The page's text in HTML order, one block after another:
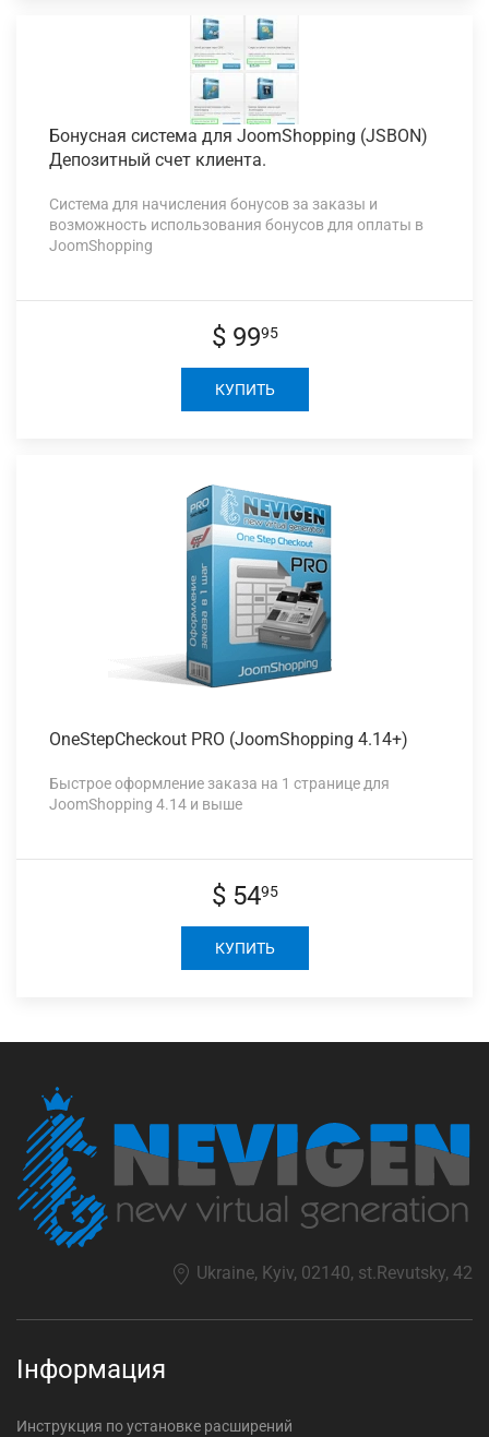
Бонусная система для JoomShopping (JSBON)
Депозитный счет клиента.
Система для начисления бонусов за заказы и
возможность использования бонусов для оплаты в
JoomShopping
$ 9995
КУПИТЬ
OneStepCheckout PRO (JoomShopping 4.14+)
Быстрое оформление заказа на 1 странице для
JoomShopping 4.14 и выше
$ 5495
КУПИТЬ
Ukraine, Kyiv, 02140, st.Revutsky, 42
Інформация
Инструкция по установке расширений